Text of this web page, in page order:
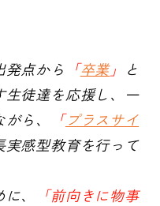
発点から 「卒業」 と
徒達を応援し、
一
ら、
「プラスサイ
実感型教育を行って
、
「前向きに物事